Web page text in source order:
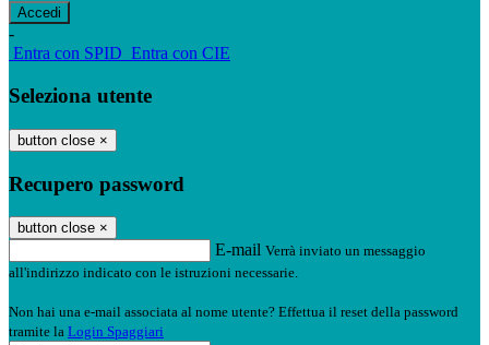
-
Entra con SPID Entra con CIE
Seleziona utente
button close ×
Recupero password
button close ×
E-mail Verrà inviato un messaggio
all'indirizzo indicato con le istruzioni necessarie.
Non hai una e-mail associata al nome utente? Effettua il reset della password
tramite la Login Spaggiari